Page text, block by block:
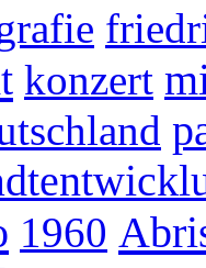
konzert
1960